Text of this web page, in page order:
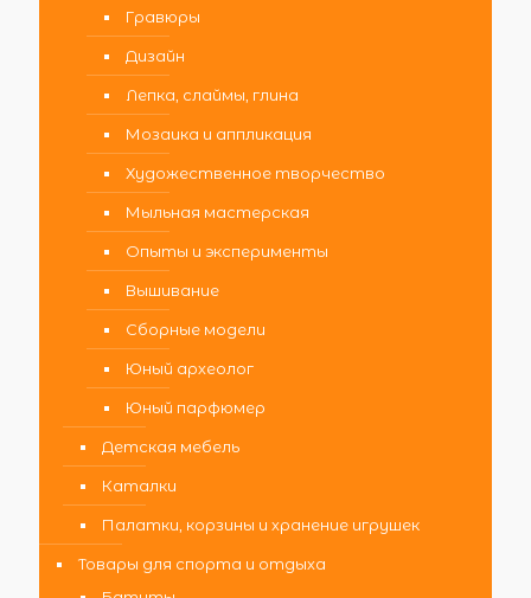
Гравюры
Дизайн
Лепка, слаймы, глина
Мозаика и аппликация
Художественное творчество
Мыльная мастерская
Опыты и эксперименты
Вышивание
Сборные модели
Юный археолог
Юный парфюмер
Детская мебель
Каталки
Палатки, корзины и хранение игрушек
Товары для спорта и отдыха